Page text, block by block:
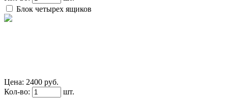
Блок четырех ящиков
Цена: 2400 руб.
Кол-во:
шт.